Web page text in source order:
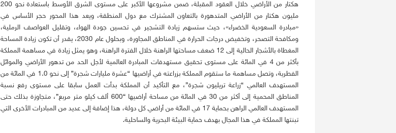
هكتار من الأراضي خلال العقود المقبلة، ضمن مشروعها الأكبر على مستوى الشرق الأوسط باستعادة نحو 200
مليون هكتار من الأراضي المتدهورة بالتعاون المشترك مع دول المنطقة، ويعد هذا المحور حجر الأساس في
«مبادرة السعودية الخضراء»، حيث ستسهم زيادة التشجير في تحسين جودة الهواء، وتقليل العواصف الرملية،
ومكافحة التصحر، وتخفيض درجات الحرارة في المناطق المجاورة، وبحلول عام 2030، يقدر أن تكون زيادة المساحة
المغطاة بالأشجار الحالية إلى 12 ضعف مساحتها الراهنة خلال الفترة الراهنة، وهو يمثل زيادة في مساهمة المملكة
بأكثر من 4 في المائة على مستوى تحقيق مستهدفات المبادرة العالمية لأجل الحد من تدهور الأراضي والموائل
الفطرية، وتصل مساهمة ما ستقوم المملكة بزراعته في أراضيها “عشرة مليارات شجرة” إلى نحو 1.0 في المائة من
المستهدف العالمي “زراعة تريليون شجرة”، مع التأكيد أن المملكة بدأت العمل سابقا على مستوى رفع نسبة
المناطق المحمية إلى أكثر من 30 في المائة من مساحة أراضيها “600 ألف كيلو متر مربع”، متجاوزة بذلك حتى
المستهدف العالمي الراهن بحماية 17 في المائة من أراضي كل دولة، هذا إضافة إلى عديد من المبادرات الأخرى التي
تبنتها المملكة في هذا المجال بهدف حماية البيئة البحرية والساحلية.